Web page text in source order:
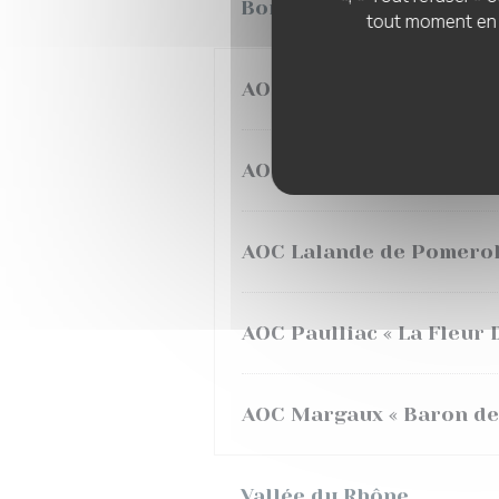
tout moment
Bordelais
AOC Blaye Côtes de
AOC Côtes de Bourg «
AOC Lalande de
AOC Paulliac « La Fleur
AOC Margaux « Baron